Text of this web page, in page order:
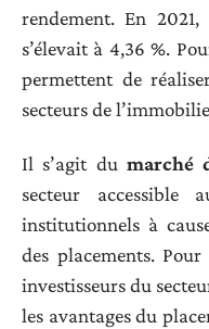
rendement. En
s’élevait à 4,36 %.
permettent de
secteurs de
Il s’agit du marché
secteur accessible
institutionnels à
des placements.
investisseurs du
les avantages du